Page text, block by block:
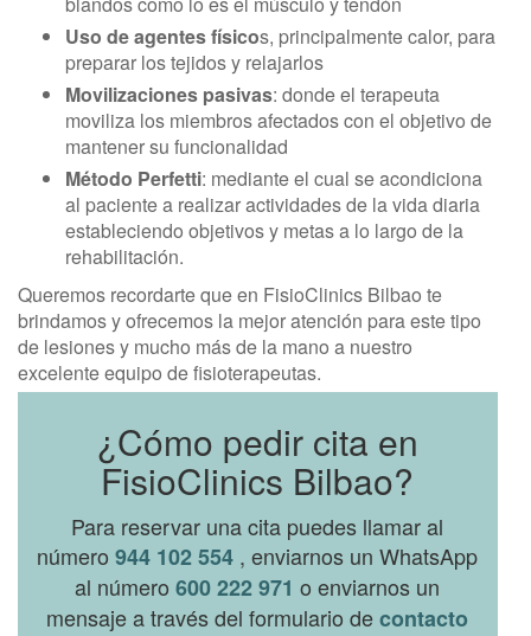
Uso de agentes físicos, principalmente calor, para
preparar los tejidos y relajarlos
Movilizaciones pasivas: donde el terapeuta
moviliza los miembros afectados con el objetivo de
mantener su funcionalidad
Método Perfetti: mediante el cual se acondiciona
al paciente a realizar actividades de la vida diaria
estableciendo objetivos y metas a lo largo de la
rehabilitación.
Queremos recordarte que en FisioClinics Bilbao te
brindamos y ofrecemos la mejor atención para este tipo
de lesiones y mucho más de la mano a nuestro
excelente equipo de fisioterapeutas.
¿Cómo pedir cita en
FisioClinics Bilbao?
Para reservar una cita puedes llamar al
número944 102 554 , enviarnos un WhatsApp
al número600 222 971 o enviarnos un
mensaje a través del formulario decontacto